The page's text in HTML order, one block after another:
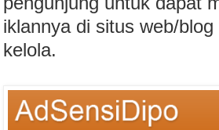
iklannya di situs web/
kelola.